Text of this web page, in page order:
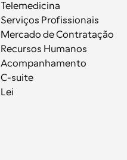
Telemedicina
Serviços Profissionais
Mercado de Contratação
Recursos Humanos
Acompanhamento
C-suite
Lei